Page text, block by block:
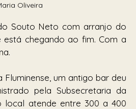
Oliveira
Souto Neto com arranjo do
está chegando ao fim. Com a
um antigo bar deu
pela Subsecretaria da
local atende entre 300 a 400